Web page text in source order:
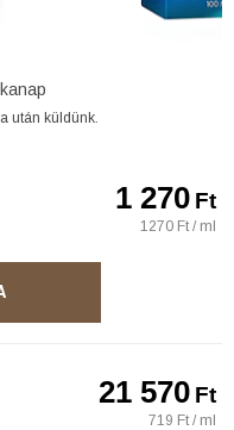
után küldünk.
1 270Ft
1270 Ft / ml
21 570Ft
719 Ft / ml